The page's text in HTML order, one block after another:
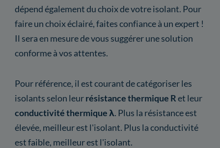
dépend également du choix de votre isolant. Pour
faire un choix éclairé, faites confiance à un expert !
Il sera en mesure de vous suggérer une solution
conforme à vos attentes.
Pour référence, il est courant de catégoriser les
isolants selon leurrésistance thermique Ret leur
conductivité thermique λ. Plus la résistance est
élevée, meilleur est l'isolant. Plus la conductivité
est faible, meilleur est l'isolant.